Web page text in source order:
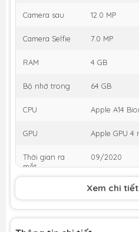
Camera sau 12.0 MP
Camera Selfie 7.0 MP
RAM 4 GB
Bộ nhớ trong 64 GB
CPU Apple A14
GPU Apple GPU 4
Thời gian ra
mắt
09/2020
Khuyến mại
Xem chi